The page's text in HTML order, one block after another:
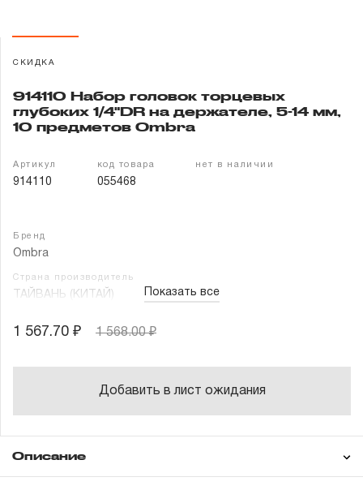
Партнерам
Контакты
СКИДКА
914110 Набор головок торцевых
глубоких 1/4"DR на держателе, 5-14 мм,
10 предметов Ombra
Артикул
914110
код товара
055468
нет в наличии
Бренд
Ombra
Страна производитель
ТАЙВАНЬ (КИТАЙ) Показать все
1 567.70 ₽ 1 568.00 ₽
Добавить в лист ожидания
Описание